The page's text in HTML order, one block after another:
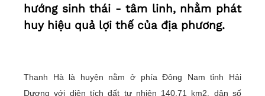
hướng sinh thái - tâm linh, nhằm phát
huy hiệu quả lợi thế của địa phương.
Thanh Hà là huyện nằm ở phía Đông Nam tỉnh Hải
Dương với diện tích đất tự nhiên 140,71 km2, dân số